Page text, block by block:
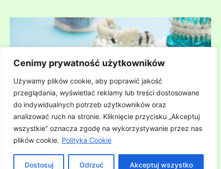
Cenimy prywatność użytkowników
Używamy plików cookie, aby poprawić jakość
przeglądania, wyświetlać reklamy lub treści dostosowane
do indywidualnych potrzeb użytkowników oraz
analizować ruch na stronie. Kliknięcie przycisku „Akceptuj
wszystkie” oznacza zgodę na wykorzystywanie przez nas
plików cookie. Polityka Cookie
Dostosuj Odrzuć Akceptuj wszystko